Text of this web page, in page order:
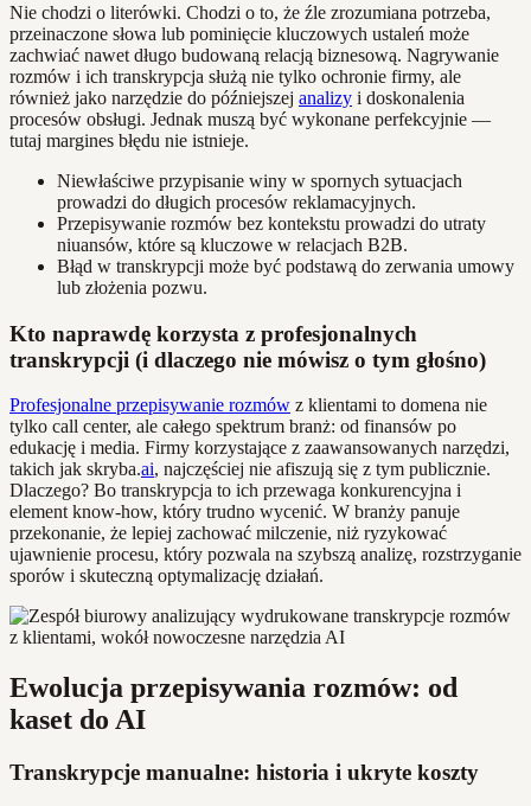
Nie chodzi o literówki. Chodzi o to, że źle zrozumiana potrzeba,
przeinaczone słowa lub pominięcie kluczowych ustaleń może
zachwiać nawet długo budowaną relacją biznesową. Nagrywanie
rozmów i ich transkrypcja służą nie tylko ochronie firmy, ale
również jako narzędzie do późniejszej analizy i doskonalenia
procesów obsługi. Jednak muszą być wykonane perfekcyjnie —
tutaj margines błędu nie istnieje.
Niewłaściwe przypisanie winy w spornych sytuacjach
prowadzi do długich procesów reklamacyjnych.
Przepisywanie rozmów bez kontekstu prowadzi do utraty
niuansów, które są kluczowe w relacjach B2B.
Błąd w transkrypcji może być podstawą do zerwania umowy
lub złożenia pozwu.
Kto naprawdę korzysta z profesjonalnych
transkrypcji (i dlaczego nie mówisz o tym głośno)
Profesjonalne przepisywanie rozmów z klientami to domena nie
tylko call center, ale całego spektrum branż: od finansów po
edukację i media. Firmy korzystające z zaawansowanych narzędzi,
takich jak skryba.ai, najczęściej nie afiszują się z tym publicznie.
Dlaczego? Bo transkrypcja to ich przewaga konkurencyjna i
element know-how, który trudno wycenić. W branży panuje
przekonanie, że lepiej zachować milczenie, niż ryzykować
ujawnienie procesu, który pozwala na szybszą analizę, rozstrzyganie
sporów i skuteczną optymalizację działań.
Ewolucja przepisywania rozmów: od
kaset do AI
Transkrypcje manualne: historia i ukryte koszty